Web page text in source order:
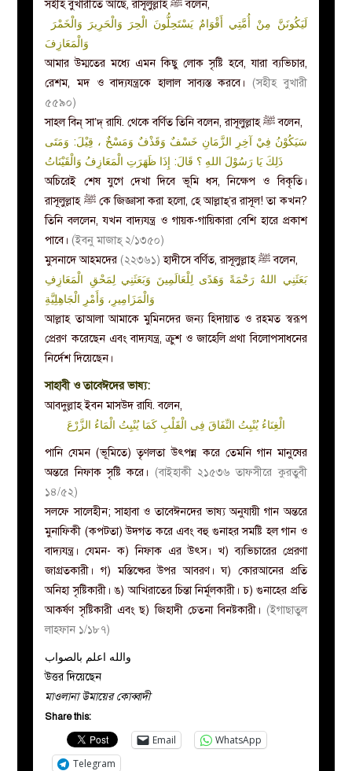
সহীহ বুখারীতে আছে, রাসূলুল্লাহﷺবলেন,
وَالْمَعَازِفَ
আমার উম্মতের মধ্যে এমন কিছু লোক সৃষ্টি হবে, যারা ব্যভিচার,
রেশম, মদ ও বাদ্যযন্ত্রকে হালাল সাব্যস্ত করবে।
(সহীহ বুখারী
৫৫৯০)
সাহল বিন্ সা’দ্ রাযি. থেকে বর্ণিত তিনি বলেন, রাসূলুল্লাহﷺবলেন,
سَيَكُوْنُ فِيْ آخِرِ الزَّمَانِ خَسْفٌ وَقَذْفٌ وَمَسْخٌ ، قِيْلَ: وَمَتَى
ذَلِكَ يَا رَسُوْلَ اللهِ ؟ قَالَ: إِذَا ظَهَرَتِ الْمَعَازِفُ وَالْقَيْنَاتُ
অচিরেই শেষ যুগে দেখা দিবে ভূমি ধস, নিক্ষেপ ও বিকৃতি।
রাসূলুল্লাহ ﷺকে জিজ্ঞাসা করা হলো, হে আল্লাহ্’র রাসূল! তা কখন?
তিনি বললেন, যখন বাদ্যযন্ত্র ও গায়ক-গায়িকারা বেশি হারে প্রকাশ
পাবে। (ইবনু মাজাহ্ ২/১৩৫০)
মুসনাদে আহমদের (২২৩৬১) হাদীসে বর্ণিত, রাসূলুল্লাহﷺবলেন,
بَعَثَنِي اللهُ رَحْمَةً وَهَدًى لِلْعَالَمِينَ وَبَعَثَنِي لِمَحْقِ الْمَعَازِفِ
وَالْمَزَامِيرِ، وَأَمْرِ الْجَاهِلِيَّةِ
আল্লাহ তাআলা আমাকে মুমিনদের জন্য হিদায়াত ও রহমত স্বরূপ
প্রেরণ করেছেন এবং বাদ্যযন্ত্র, ক্রুশ ও জাহেলি প্রথা বিলোপসাধনের
নির্দেশ দিয়েছেন।
সাহাবী ও তাবেঈদের ভাষ্য:
আবদুল্লাহ ইবন মাসউদ রাযি. বলেন,
الْغِنَاءُ يُنْبِتُ النِّفَاقَ فِى الْقَلْبِ كَمَا يُنْبِتُ الْمَاءُ الزَّرْعَ
পানি যেমন (ভূমিতে) তৃণলতা উৎপন্ন করে তেমনি গান মানুষের
অন্তরে নিফাক সৃষ্টি করে। (বাইহাকী ২১৫৩৬ তাফসীরে কুরতুবী
১৪/৫২)
সলফে সালেহীন; সাহাবা ও তাবেঈনদের ভাষ্য অনুযায়ী গান অন্তরে
মুনাফিকী (কপটতা) উদগত করে এবং বহু গুনাহর সমষ্টি হল গান ও
বাদ্যযন্ত্র। যেমন- ক) নিফাক এর উৎস। খ) ব্যভিচারের প্রেরণা
জাগ্রতকারী। গ) মস্তিষ্কের উপর আবরণ। ঘ) কোরআনের প্রতি
অনিহা সৃষ্টিকারী। ঙ) আখিরাতের চিন্তা নির্মূলকারী। চ) গুনাহের প্রতি
আকর্ষণ সৃষ্টিকারী এবং ছ) জিহাদী চেতনা বিনষ্টকারী। (ইগাছাতুল
লাহফান ১/১৮৭)
والله اعلم بالصواب
উত্তর দিয়েছেন
মাওলানা উমায়ের কোব্বাদী
Share this:
Email
WhatsApp
Telegram